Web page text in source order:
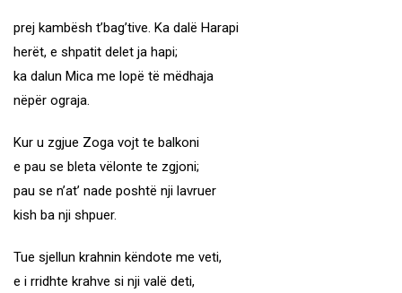
prej kambësh t’bag’tive. Ka dalë Harapi
herët, e shpatit delet ja hapi;
ka dalun Mica me lopë të mëdhaja
nëpër ograja.
Kur u zgjue Zoga vojt te balkoni
e pau se bleta vëlonte te zgjoni;
pau se n’at’ nade poshtë nji lavruer
kish ba nji shpuer.
Tue sjellun krahnin këndote me veti,
e i rridhte krahve si nji valë deti,